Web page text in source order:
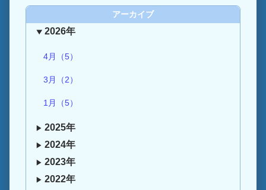
アーカイブ
2026年
4月（5）
3月（2）
1月（5）
2025年
2024年
2023年
2022年